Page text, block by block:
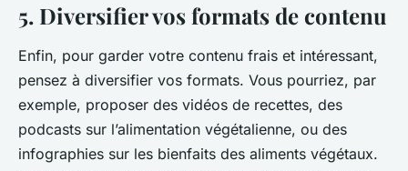
5. Diversifier vos formats de contenu
Enfin, pour garder votre contenu frais et intéressant,
pensez à diversifier vos formats. Vous pourriez, par
exemple, proposer des vidéos de recettes, des
podcasts sur l’alimentation végétalienne, ou des
infographies sur les bienfaits des aliments végétaux.